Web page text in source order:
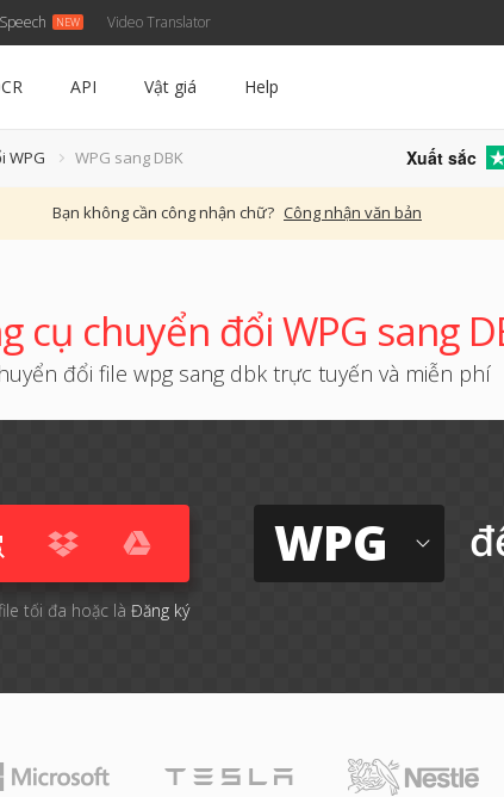
Video Translator
API Vật giá Help
WPG WPG sang DBK Xuất sắc
Bạn không cần công nhận chữ? Công nhận văn bản
cụ chuyển đổi WPG sang
đổi file wpg sang dbk trực tuyến và miễn phí
tối đa hoặc là Đăng ký
WPG